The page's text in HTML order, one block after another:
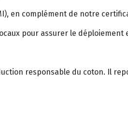
en complément de notre
pour assurer le
responsable du coton. Il